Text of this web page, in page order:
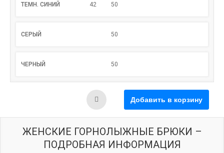
ТЕМН. СИНИЙ 42 50
СЕРЫЙ 50
ЧЕРНЫЙ 50
ЖЕНСКИЕ ГОРНОЛЫЖНЫЕ БРЮКИ –
ПОДРОБНАЯ ИНФОРМАЦИЯ